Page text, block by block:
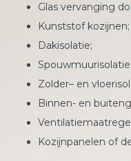
Glas vervanging
Kunststof kozijnen;
Dakisolatie;
Spouwmuurisolatie;
Zolder– en
Binnen- en
Kozijnpanelen of